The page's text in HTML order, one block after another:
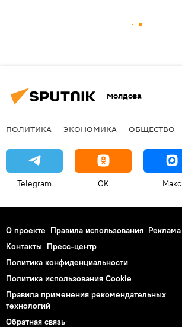
Молдова
ПОЛИТИКА ЭКОНОМИКА ОБЩЕСТВО
Telegram OK Макс
О проекте Правила использования Реклама
Контакты Пресс-центр
Политика конфиденциальности
Политика использования Cookie
Правила применения рекомендательных
технологий
Обратная связь